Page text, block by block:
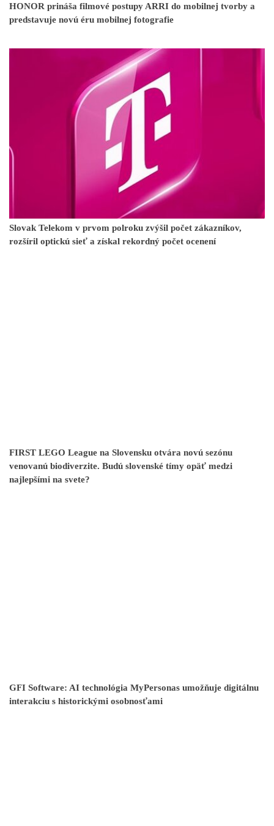
HONOR prináša filmové postupy ARRI do mobilnej tvorby a
predstavuje novú éru mobilnej fotografie
Slovak Telekom v prvom polroku zvýšil počet zákazníkov,
rozšíril optickú sieť a získal rekordný počet ocenení
FIRST LEGO League na Slovensku otvára novú sezónu
venovanú biodiverzite. Budú slovenské tímy opäť medzi
najlepšími na svete?
GFI Software: AI technológia MyPersonas umožňuje digitálnu
interakciu s historickými osobnosťami